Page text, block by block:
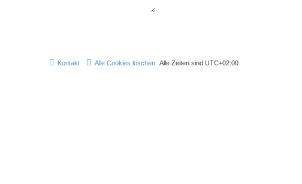
Alle Zeiten sind UTC+02:00
Alle Cookies löschen
Kontakt